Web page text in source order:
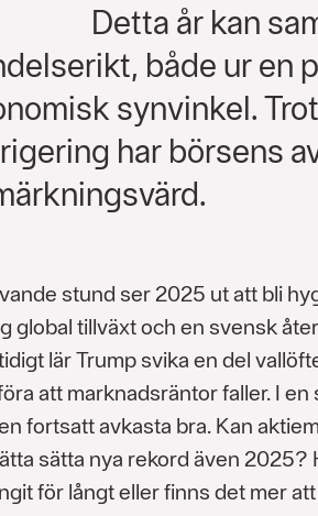
Detta år kan
både ur en
synvinkel.
har börsens
stund ser 2025 ut att bli
global tillväxt och en svensk
lär Trump svika en del
att marknadsräntor faller. I en
fortsatt avkasta bra. Kan
sätta nya rekord även 2025?
för långt eller finns det mer